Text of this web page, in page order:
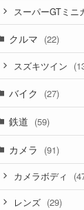
スーパーGTミニ
クルマ (22)
スズキツイン
バイク (27)
鉄道 (59)
カメラ (91)
カメラボディ
レンズ (29)